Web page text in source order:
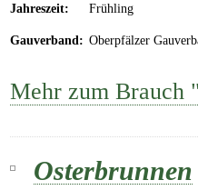
Jahreszeit: Frühling
Gauverband: Oberpfälzer
Mehr zum Brauch
Osterbrunnen